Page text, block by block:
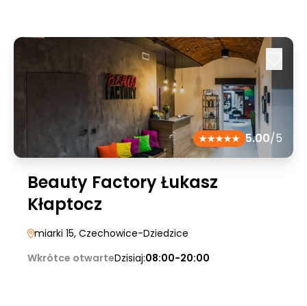
5.00/5
Beauty Factory Łukasz
Kłaptocz
miarki 15, Czechowice-Dziedzice
Wkrótce otwarteDzisiaj:08:00-20:00